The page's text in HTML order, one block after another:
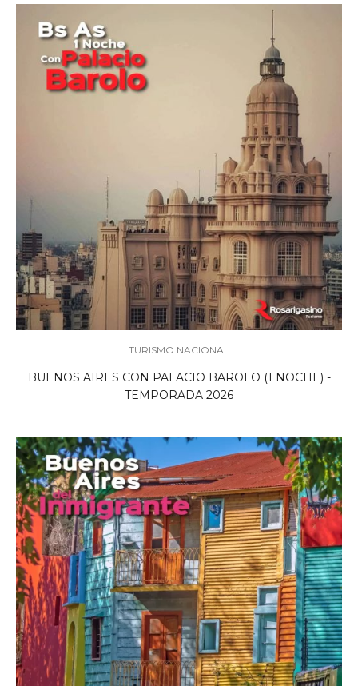
TURISMO NACIONAL
BUENOS AIRES CON PALACIO BAROLO (1 NOCHE) -
TEMPORADA 2026